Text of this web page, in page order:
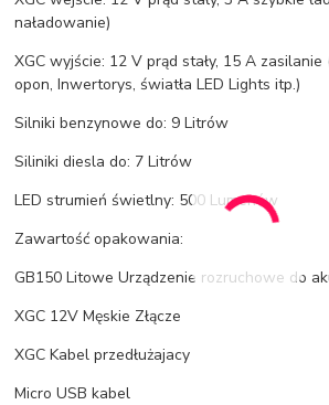
naładowanie)
XGC wyjście: 12 V prąd stały, 15 A
opon, Inwertorys, światła LED Lights itp.)
Silniki benzynowe do: 9 Litrów
Siliniki diesla do: 7 Litrów
LED strumień świetlny: 500 Lumenów
Zawartość opakowania:
GB150 Litowe Urządzenie rozruchowe do
XGC 12V Męskie Złącze
XGC Kabel przedłużajacy
Micro USB kabel